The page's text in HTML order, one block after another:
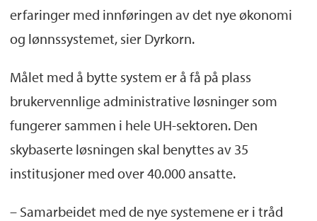
erfaringer med innføringen av det nye økonomi
og lønnssystemet, sier Dyrkorn.
Målet med å bytte system er å få på plass
brukervennlige administrative løsninger som
fungerer sammen i hele UH-sektoren. Den
skybaserte løsningen skal benyttes av 35
institusjoner med over 40.000 ansatte.
– Samarbeidet med de nye systemene er i tråd